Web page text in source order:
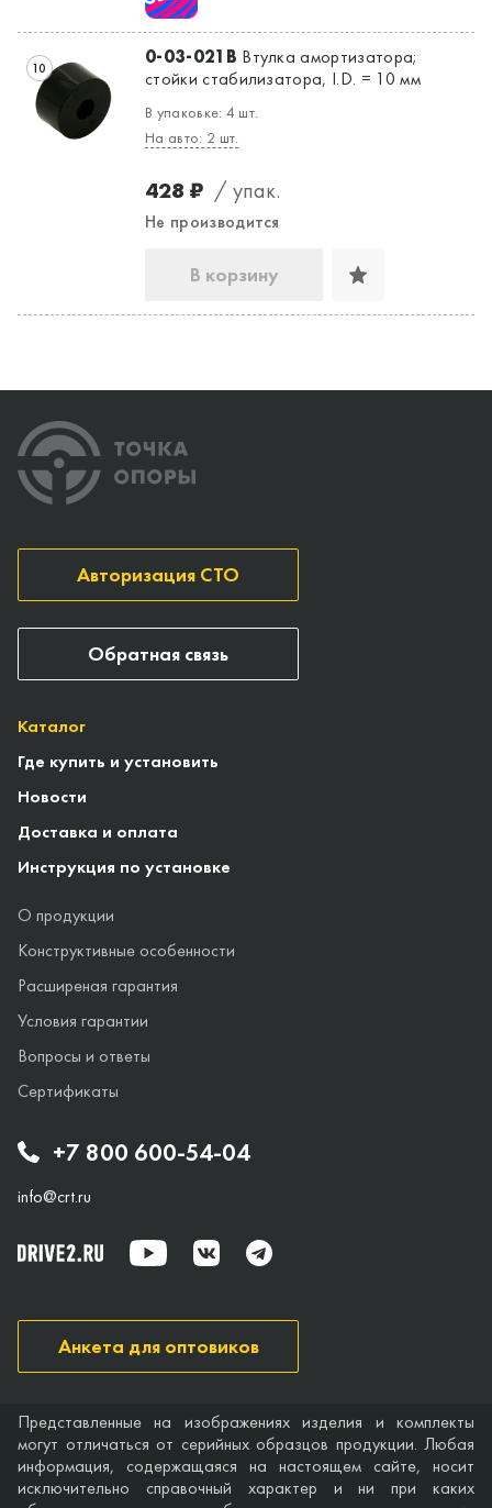
10 0-03-021B Втулка амортизатора;
стойки стабилизатора, I.D. = 10 мм
В упаковке: 4 шт.
На авто: 2 шт.
428 ₽ / упак.
Не производится
В корзину
+7 800 600-54-04
info@crt.ru
Каталог
Где купить и установить
Новости
Доставка и оплата
Инструкция по установке
О продукции
Конструктивные особенности
Расширеная гарантия
Условия гарантии
Вопросы и ответы
Сертификаты
Авторизация СТО
Анкета для оптовиков
Обратная связь
Представленные на изображениях изделия и комплекты
могут отличаться от серийных образцов продукции. Любая
информация, содержащаяся на настоящем сайте, носит
исключительно справочный характер и ни при каких